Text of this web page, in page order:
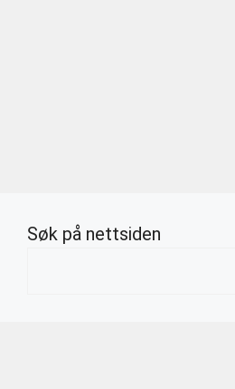
Søk på nettsiden